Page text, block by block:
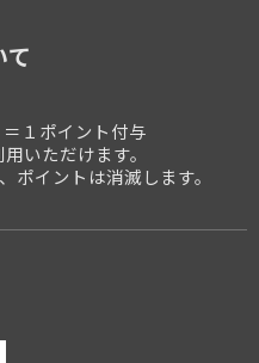
１ポイント付与
いただけます。
イントは消滅します。